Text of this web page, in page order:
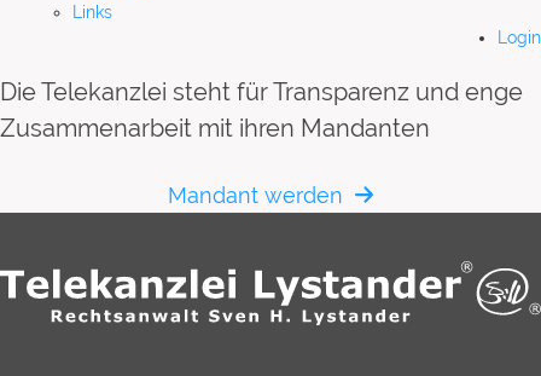
Links
Login
Die Telekanzlei steht für Transparenz und enge
Zusammenarbeit mit ihren Mandanten
Mandant werden